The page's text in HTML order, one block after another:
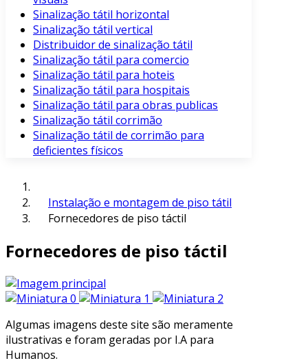
Sinalização tátil horizontal
Sinalização tátil vertical
Distribuidor de sinalização tátil
Sinalização tátil para comercio
Sinalização tátil para hoteis
Sinalização tátil para hospitais
Sinalização tátil para obras publicas
Sinalização tátil corrimão
Sinalização tátil de corrimão para
deficientes físicos
Instalação e montagem de piso tátil
Fornecedores de piso táctil
Fornecedores de piso táctil
Algumas imagens deste site são meramente
ilustrativas e foram geradas por I.A para
Humanos.